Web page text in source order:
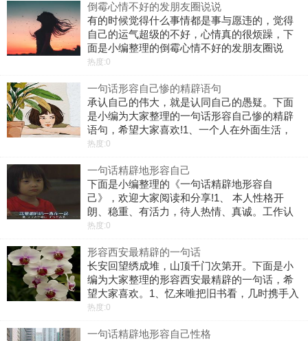
暖，深拥不及。3、等你腻了，离开了
倒霉心情不好的发朋友圈说说
有的时候觉得什么事情都是事与愿违的，觉得
自己的运气超级的不好，心情真的很烦躁，下
面是小编整理的倒霉心情不好的发朋友圈说
说，欢迎阅读! 1、无所谓什么忠义，只是不想
习惯，记得住倒霉，记不住走运，这实
热度:0
一句话形容自己惨的精辟语句
承认自己的伟大，就是认同自己的愚疑。下面
是小编为大家整理的一句话形容自己惨的精辟
语句，希望大家喜欢!1、一个人在外面生活，
其实真的挺累的，可是不能对生活失去信心，
人，人心是最没有底线也最深不可测。
热度:0
一句话精辟地形容自己
下面是小编整理的《一句话精辟地形容自
己》，欢迎大家阅读和分享!1、 本人性格开
朗、稳重、有活力，待人热情、真诚。工作认
真负责，积极主动，能吃苦耐劳;喜欢思考，虚
身控，反应快、有进取心，同时我也是个
热度:0
形容西安最精辟的一句话
长安回望绣成堆，山顶千门次第开。下面是小
编为大家整理的形容西安最精辟的一句话，希
望大家喜欢。1、忆来唯把旧书看，几时携手入
长安!2、西安封域中，清水岩泉好。3、修竹挼
月时。5、一为迁客去长沙，西望
热度:0
一句话精辟地形容自己性格